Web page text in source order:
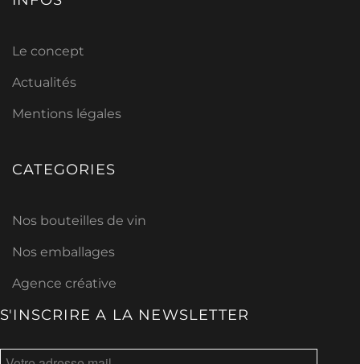
Le concept
Actualités
Mentions légales
CATEGORIES
Nos bouteilles de vin
Nos emballages
Agence créative
S'INSCRIRE A LA NEWSLETTER